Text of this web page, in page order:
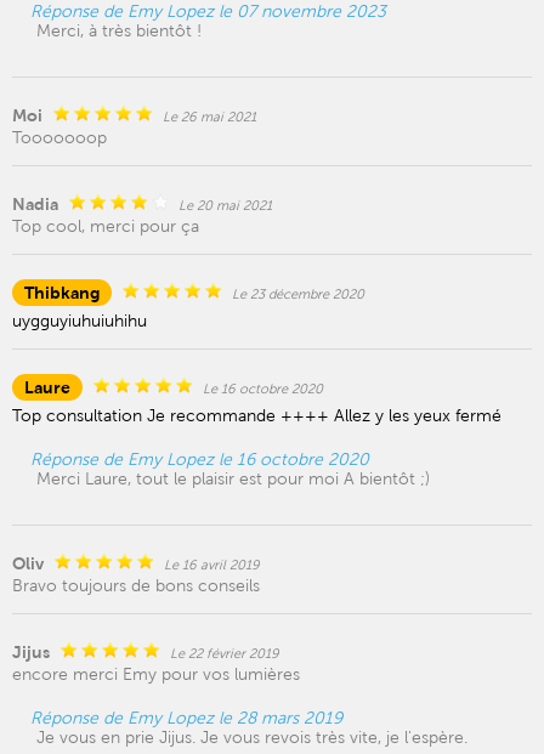
Réponse de Emy Lopez le 07 novembre 2023
Merci, à très bientôt !
Moi Le 26 mai 2021
Tooooooop
Nadia Le 20 mai 2021
Top cool, merci pour ça
Thibkang Le 23 décembre 2020
uygguyiuhuiuhihu
Laure Le 16 octobre 2020
Top consultation Je recommande ++++ Allez y les yeux fermé
Réponse de Emy Lopez le 16 octobre 2020
Merci Laure, tout le plaisir est pour moi A bientôt ;)
Oliv Le 16 avril 2019
Bravo toujours de bons conseils
Jijus Le 22 février 2019
encore merci Emy pour vos lumières
Réponse de Emy Lopez le 28 mars 2019
Je vous en prie Jijus. Je vous revois très vite, je l'espère.